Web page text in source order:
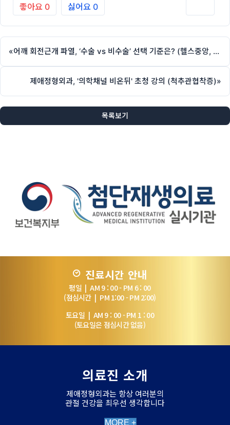
좋아요 0 싫어요 0
« 어깨 회전근개 파열, ‘수술 vs 비수술’ 선택 기준은? (헬스중앙, 제애정형외과 서희수 원장 칼럼)
제애정형외과, '의학채널 비온뒤' 초청 강의 (척추관협착증)»
목록보기
진료시간 안내
평일 | AM 9 : 00 - PM 6 : 00
(점심시간 | PM 1:00 - PM 2:00)
토요일 | AM 9 : 00 - PM 1 : 00
(토요일은 점심시간 없음)
의료진 소개
제애정형외과는 항상 여러분의
관절 건강을 최우선 생각합니다
MORE +